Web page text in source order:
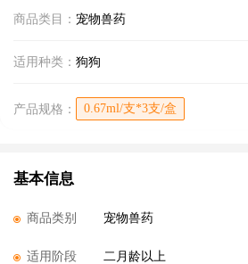
商品类目： 宠物兽药
适用种类： 狗狗
产品规格： 0.67ml/支*3支/盒
基本信息
商品类别 宠物兽药
适用阶段 二月龄以上